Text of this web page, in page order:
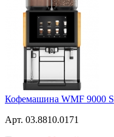
Кофемашина WMF 9000 S
Арт. 03.8810.0171